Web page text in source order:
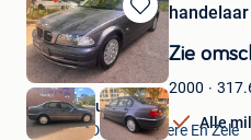
Bewaren
in
Mijn
Favorieten
Zie
2000
Alle
VAVATO Auctions
Lokeren+Deel Overmere En Zele